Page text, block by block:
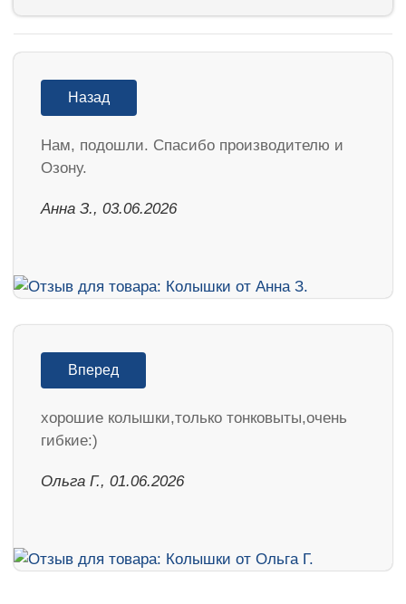
Назад
Нам, подошли. Спасибо производителю и
Озону.
Анна З., 03.06.2026
Вперед
хорошие колышки,только тонковыты,очень
гибкие:)
Ольга Г., 01.06.2026